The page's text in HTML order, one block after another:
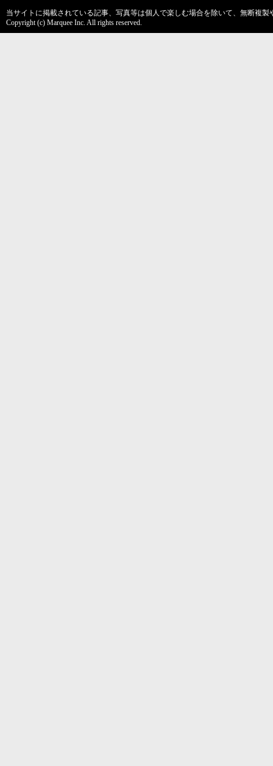
当サイトに掲載されている記事、写真等は個人で楽しむ場合を除いて、無断複
Copyright (c) Marquee Inc. All rights reserved.